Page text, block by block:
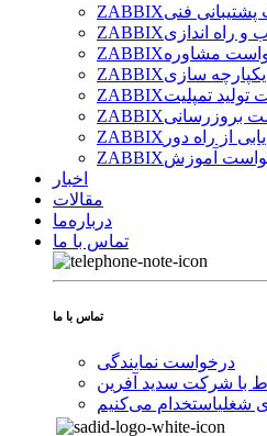
ZABBIXفنی
ZABBIXراه اندازی
ZABBIXمشاوره
ZABBIXسازی
ZABBIXتولید تمپلیت
ZABBIXبروزرسانی
ZABBIX از راه دور
ZABBIXآموزش
اخبار
مقالات
درباره‌ما
تماس با ما
تماس با ما
درخواست نمایندگی
با شرکت سدید آفرین
شغلیاستخدام ‌می‌کنیم